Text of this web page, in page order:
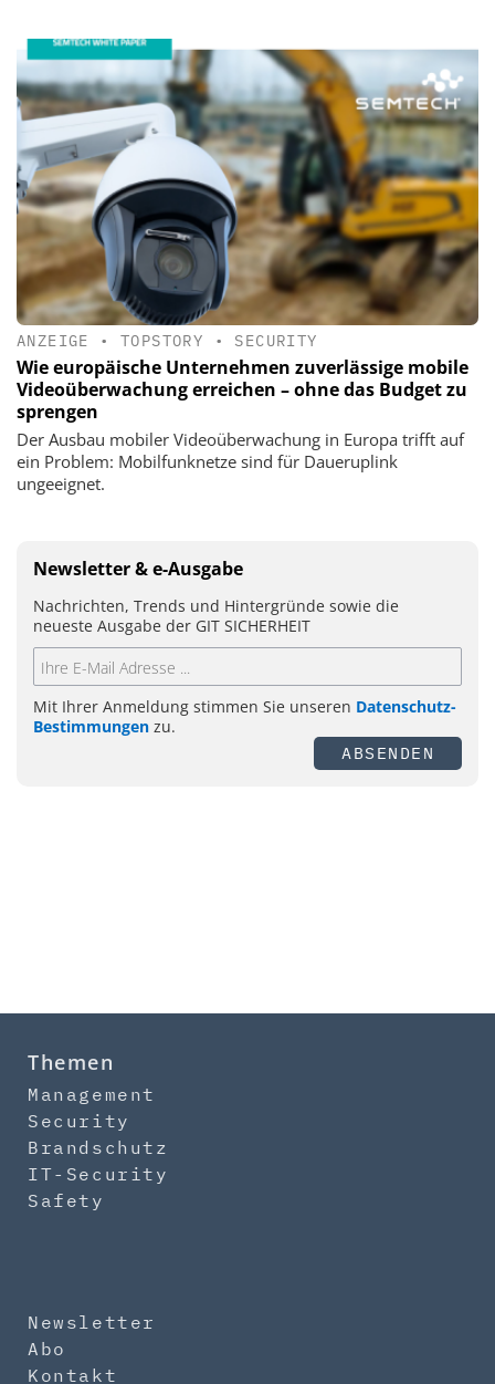
ANZEIGE •TOPSTORY • SECURITY
Wie europäische Unternehmen zuverlässige mobile
Videoüberwachung erreichen – ohne das Budget zu
sprengen
Der Ausbau mobiler Videoüberwachung in Europa trifft auf
ein Problem: Mobilfunknetze sind für Daueruplink
ungeeignet.
Newsletter & e-Ausgabe
Nachrichten, Trends und Hintergründe sowie die
neueste Ausgabe der GIT SICHERHEIT
Mit Ihrer Anmeldung stimmen Sie unseren Datenschutz-
Bestimmungen zu.
ABSENDEN
Themen
Management
Security
Brandschutz
IT-Security
Safety
Newsletter
Abo
Kontakt